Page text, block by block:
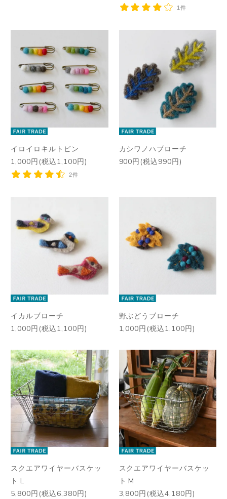
1件
イロイロキルトピン
1,000円(税込1,100円)
2件
カシワノハブローチ
900円(税込990円)
イカルブローチ
1,000円(税込1,100円)
野ぶどうブローチ
1,000円(税込1,100円)
スクエアワイヤーバスケッ
ト L
5,800円(税込6,380円)
スクエアワイヤーバスケッ
ト M
3,800円(税込4,180円)